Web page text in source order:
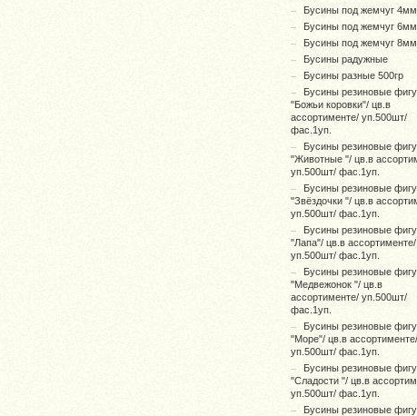
Бусины под жемчуг
Бусины под жемчуг
Бусины под жемчуг
Бусины радужные
Бусины разные 500гр
Бусины резиновые
"Божьи коровки"/ цв.в
ассортименте/ уп.500шт/
фас.1уп.
Бусины резиновые
"Животные "/ цв.в
уп.500шт/ фас.1уп.
Бусины резиновые
"Звёздочки "/ цв.в
уп.500шт/ фас.1уп.
Бусины резиновые
"Лапа"/ цв.в ассортименте/
уп.500шт/ фас.1уп.
Бусины резиновые
"Медвежонок "/ цв.в
ассортименте/ уп.500шт/
фас.1уп.
Бусины резиновые
"Море"/ цв.в ассортименте/
уп.500шт/ фас.1уп.
Бусины резиновые
"Сладости "/ цв.в
уп.500шт/ фас.1уп.
Бусины резиновые